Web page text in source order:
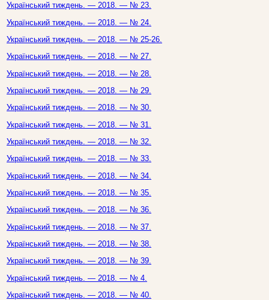
Український тиждень. — 2018. — № 23.
Український тиждень. — 2018. — № 24.
Український тиждень. — 2018. — № 25-26.
Український тиждень. — 2018. — № 27.
Український тиждень. — 2018. — № 28.
Український тиждень. — 2018. — № 29.
Український тиждень. — 2018. — № 30.
Український тиждень. — 2018. — № 31.
Український тиждень. — 2018. — № 32.
Український тиждень. — 2018. — № 33.
Український тиждень. — 2018. — № 34.
Український тиждень. — 2018. — № 35.
Український тиждень. — 2018. — № 36.
Український тиждень. — 2018. — № 37.
Український тиждень. — 2018. — № 38.
Український тиждень. — 2018. — № 39.
Український тиждень. — 2018. — № 4.
Український тиждень. — 2018. — № 40.